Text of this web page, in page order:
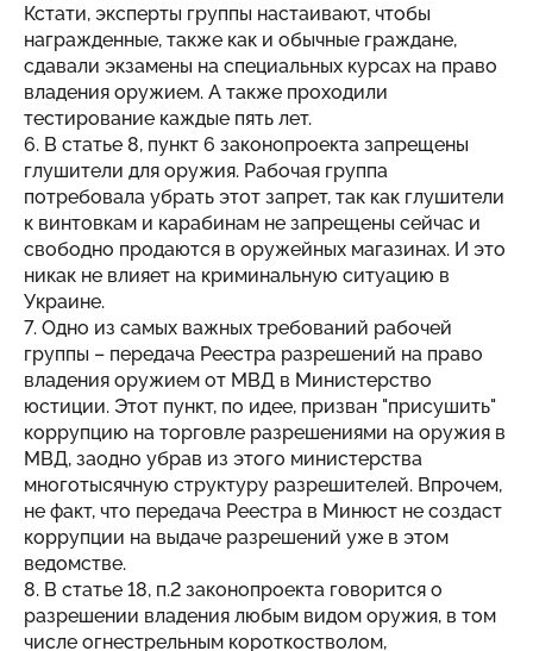
Кстати, эксперты группы настаивают, чтобы
награжденные, также как и обычные граждане,
сдавали экзамены на специальных курсах на право
владения оружием. А также проходили
тестирование каждые пять лет.
6. В статье 8, пункт 6 законопроекта запрещены
глушители для оружия. Рабочая группа
потребовала убрать этот запрет, так как глушители
к винтовкам и карабинам не запрещены сейчас и
свободно продаются в оружейных магазинах. И это
никак не влияет на криминальную ситуацию в
Украине.
7. Одно из самых важных требований рабочей
группы – передача Реестра разрешений на право
владения оружием от МВД в Министерство
юстиции. Этот пункт, по идее, призван "присушить"
коррупцию на торговле разрешениями на оружия в
МВД, заодно убрав из этого министерства
многотысячную структуру разрешителей. Впрочем,
не факт, что передача Реестра в Минюст не создаст
коррупции на выдаче разрешений уже в этом
ведомстве.
8. В статье 18, п.2 законопроекта говорится о
разрешении владения любым видом оружия, в том
числе огнестрельным короткостволом,